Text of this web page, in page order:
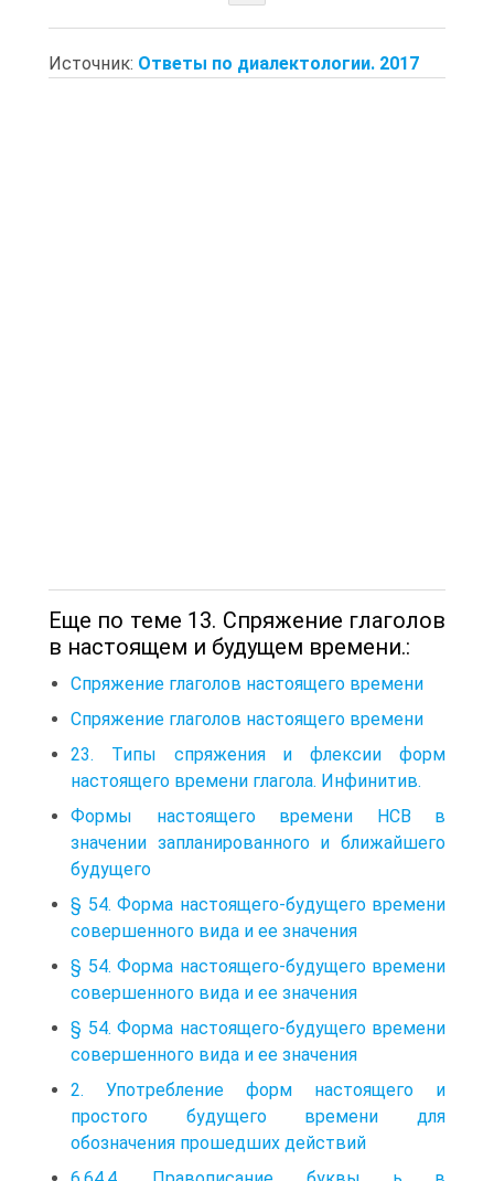
Источник: Ответы по диалектологии. 2017
Еще по теме 13. Спряжение глаголов
в настоящем и будущем времени.:
Спряжение глаголов настоящего времени
Спряжение глаголов настоящего времени
23. Типы спряжения и флексии форм
настоящего времени глагола. Инфинитив.
Формы настоящего времени НСВ в
значении запланированного и ближайшего
будущего
§ 54. Форма настоящего-будущего времени
совершенного вида и ее значения
§ 54. Форма настоящего-будущего времени
совершенного вида и ее значения
§ 54. Форма настоящего-будущего времени
совершенного вида и ее значения
2. Употребление форм настоящего и
простого будущего времени для
обозначения прошедших действий